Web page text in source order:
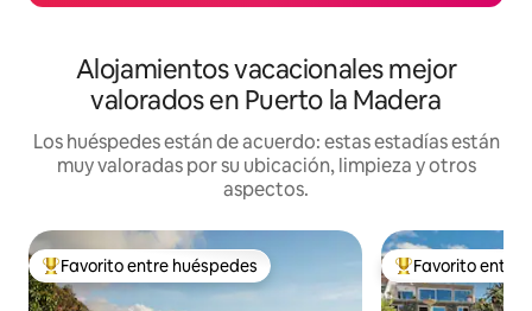
Alojamientos vacacionales mejor
valorados en Puerto la Madera
Los huéspedes están de acuerdo: estas estadías están
muy valoradas por su ubicación, limpieza y otros
aspectos.
Favorito entre huéspedes preferido
Favorito entre huéspedes Favorito entre
Favorito entre